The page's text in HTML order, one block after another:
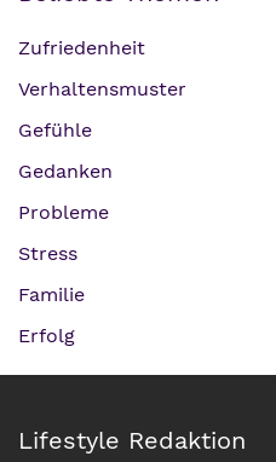
Zufriedenheit
Verhaltensmuster
Gefühle
Gedanken
Probleme
Stress
Familie
Erfolg
Lifestyle Redaktion